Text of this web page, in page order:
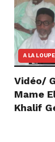
A LA LOUPE
Vidéo/
Mame
Khalif